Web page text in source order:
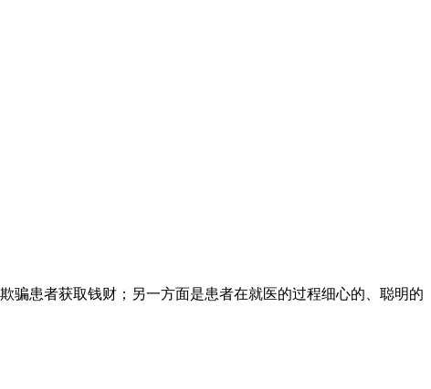
患者获取钱财；另一方面是患者在就医的过程细心的、聪明的